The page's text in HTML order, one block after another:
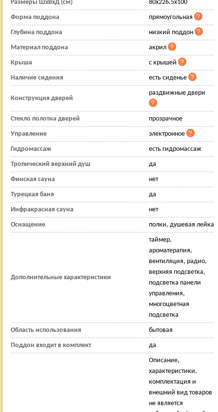
Размеры ШхВхД (см) 80x226.5x100
Форма поддона прямоугольная
Глубина поддона низкий поддон
Материал поддона акрил
Крыша с крышей
Наличие сидения есть сиденье
Конструкция дверей
раздвижные двери
Стекло полотна дверей прозрачное
Управление электронное
Гидромассаж есть гидромассаж
Тропический верхний душ да
Финская сауна нет
Турецкая баня да
Инфракрасная сауна нет
Оснащение полки, душевая лейка
Дополнительные характеристики
таймер,
ароматерапия,
вентиляция, радио,
верхняя подсветка,
подсветка панели
управления,
многоцветная
подсветка
Область использования бытовая
Поддон входит в комплект да
Описание,
характеристики,
комплектация и
внешний вид товаров
не является